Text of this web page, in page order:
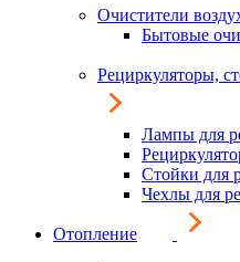
Очистители
Бытовые
Рециркуляторы,
Лампы для
Стойки для
Чехлы для
Отопление